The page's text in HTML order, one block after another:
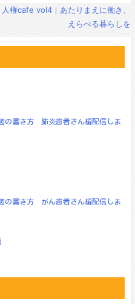
人権cafe vol4｜あたりまえに働き、
えらべる暮らしを
の書き方 肺炎患者さん編配信しま
の書き方 がん患者さん編配信しま